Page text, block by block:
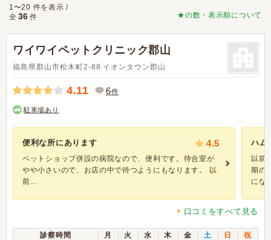
★の数・表示順について
1〜20 件を表示 /
全 36 件
ワイワイペットクリニック郡山
福島県郡山市松木町2-88 イオンタウン郡山
4.11 6件
駐車場あり
便利な所にあります 4.5
ペットショップ併設の病院なので、便利です。待合室が
やや小さいので、お店の中で待つようにもなります。 以
前...
ハム
以前
期の
にな
口コミをすべて見る
診察時間 月 火 水 木 金 土 日
祝